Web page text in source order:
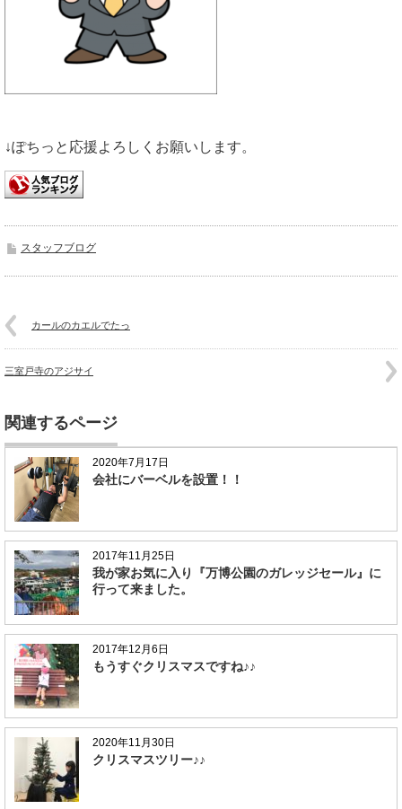
↓ぽちっと応援よろしくお願いします。
スタッフブログ
カールのカエルでたっ
三室戸寺のアジサイ
関連するページ
2020年7月17日
会社にバーベルを設置！！
2017年11月25日
我が家お気に入り『万博公園のガレッジセール』に
行って来ました。
2017年12月6日
もうすぐクリスマスですね♪♪
2020年11月30日
クリスマスツリー♪♪